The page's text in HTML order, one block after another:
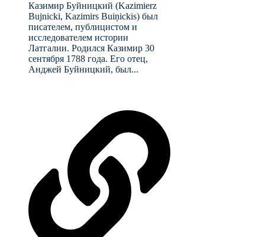
Казимир Буйницкий (Kazimierz
Bujnicki, Kazimirs Buiņickis) был
писателем, публицистом и
исследователем истории
Латгалии. Родился Казимир 30
сентября 1788 года. Его отец,
Анджей Буйницкий, был...